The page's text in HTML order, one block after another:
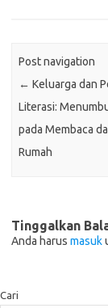
Post navigation
← Keluarga dan
Literasi:
pada Membaca
Rumah
Tinggalkan
Anda harus masuk
Cari